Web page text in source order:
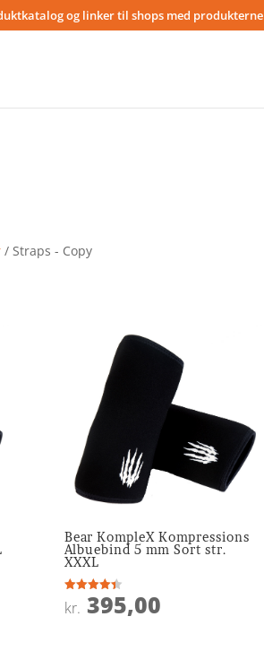
og linker til shops med produkterne
/ Straps - Copy
Bear KompleX Kompressions
Albuebind 5 mm Sort str.
XXXL
Vurderet
4.4
kr. 395,00